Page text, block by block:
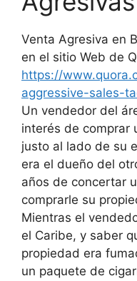
Venta Agresiva en
en el sitio Web de
https://
aggressive-sales-
Un vendedor del
interés de comprar
justo al lado de su
era el dueño del
años de concertar
comprarle su
Mientras el
el Caribe, y saber
propiedad era
un paquete de